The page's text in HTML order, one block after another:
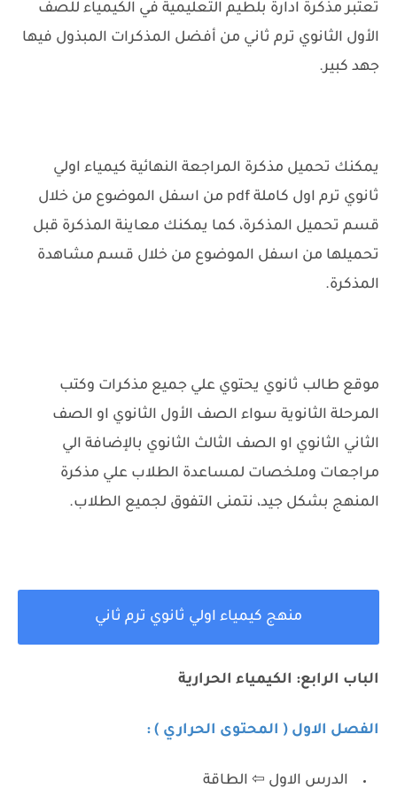
تعتبر مذكرة ادارة بلطيم التعليمية في الكيمياء للصف
الأول الثانوي ترم ثاني من أفضل المذكرات المبذول فيها
جهد كبير.
يمكنك تحميل مذكرة المراجعة النهائية كيمياء اولي
ثانوي ترم اول كاملة pdf من اسفل الموضوع من خلال
قسم تحميل المذكرة، كما يمكنك معاينة المذكرة قبل
تحميلها من اسفل الموضوع من خلال قسم مشاهدة
المذكرة.
موقع طالب ثانوي يحتوي علي جميع مذكرات وكتب
المرحلة الثانوية سواء الصف الأول الثانوي او الصف
الثاني الثانوي او الصف الثالث الثانوي بالإضافة الي
مراجعات وملخصات لمساعدة الطلاب علي مذكرة
المنهج بشكل جيد، نتمنى التفوق لجميع الطلاب.
منهج كيمياء اولي ثانوي ترم ثاني
الباب الرابع: الكيمياء الحرارية
الفصل الاول ( المحتوى الحراري ) :
الدرس الاول ⇦ الطاقة